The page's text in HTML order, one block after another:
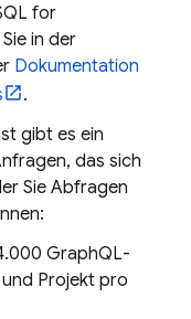
for
in der
Dokumentation
.
gibt es ein
das sich
Sie Abfragen
GraphQL-
Projekt pro